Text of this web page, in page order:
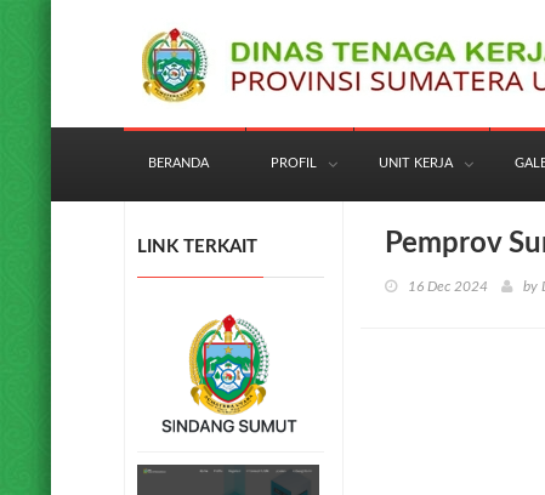
BERANDA PROFIL UNIT KERJA
LINK TERKAIT Pemprov
16 Dec 2024 by